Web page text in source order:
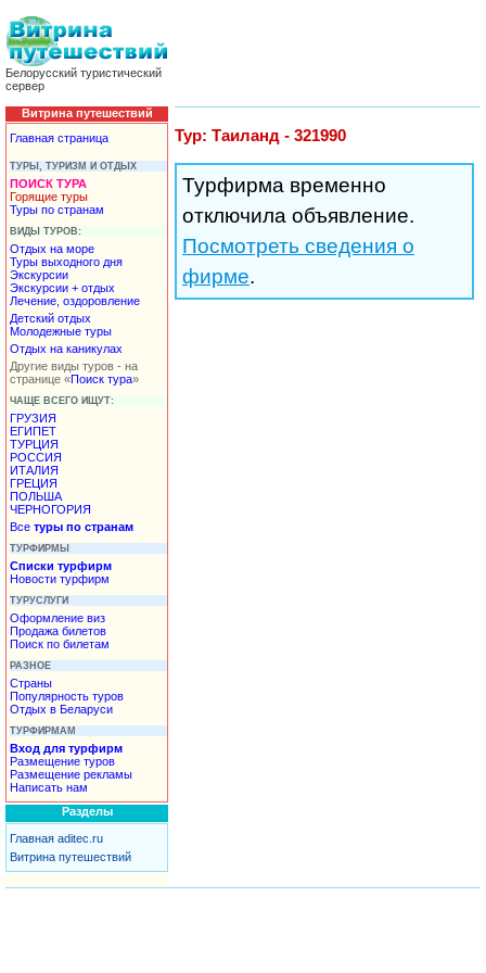
Белорусский туристический
сервер
Витрина путешествий
Главная страница
ТУРЫ, ТУРИЗМ И ОТДЫХ
ПОИСК ТУРА
Горящие туры
Туры по странам
ВИДЫ ТУРОВ:
Отдых на море
Туры выходного дня
Экскурсии
Экскурсии + отдых
Лечение, оздоровление
Детский отдых
Молодежные туры
Отдых на каникулах
Другие виды туров - на
странице «Поиск тура»
ЧАЩЕ ВСЕГО ИЩУТ:
ГРУЗИЯ
ЕГИПЕТ
ТУРЦИЯ
РОССИЯ
ИТАЛИЯ
ГРЕЦИЯ
ПОЛЬША
ЧЕРНОГОРИЯ
Все туры по странам
ТУРФИРМЫ
Списки турфирм
Новости турфирм
ТУРУСЛУГИ
Оформление виз
Продажа билетов
Поиск по билетам
РАЗНОЕ
Страны
Популярность туров
Отдых в Беларуси
ТУРФИРМАМ
Вход для турфирм
Размещение туров
Размещение рекламы
Написать нам
Разделы
Главная aditec.ru
Витрина путешествий
Тур: Таиланд - 321990
Турфирма временно
отключила объявление.
Посмотреть сведения о
фирме.